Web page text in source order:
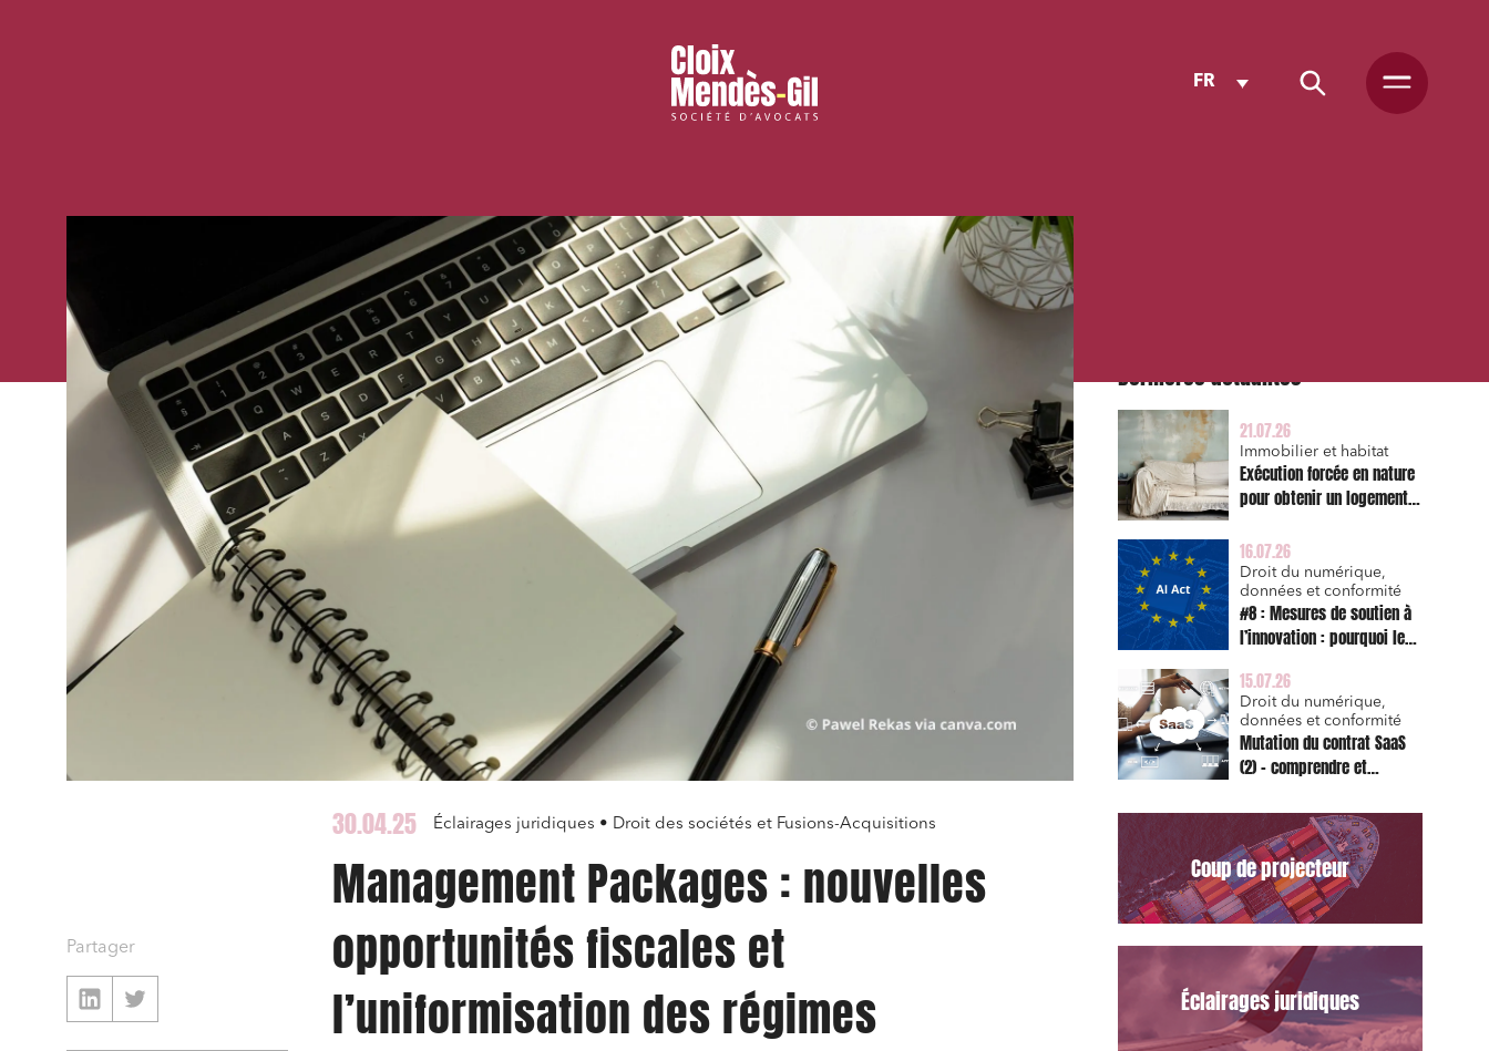
FR
30.04.25 Éclairages juridiques • Droit des sociétés et Fusions-Acquisitions
Management Packages : nouvelles
opportunités fiscales et
l’uniformisation des régimes
Partager
Dernières actualités
21.07.26
Immobilier et habitat
Exécution forcée en nature
pour obtenir un logement
triennale de l’action en
réparation
16.07.26
Droit du numérique,
données et conformité
#8 : Mesures de soutien à
l’innovation : pourquoi le
est d’abord un sujet de
risque juridique
15.07.26
Droit du numérique,
données et conformité
Mutation du contrat SaaS
(2) – comprendre et
types de la Commission
pour le Data Act
Coup de projecteur
Éclairages juridiques